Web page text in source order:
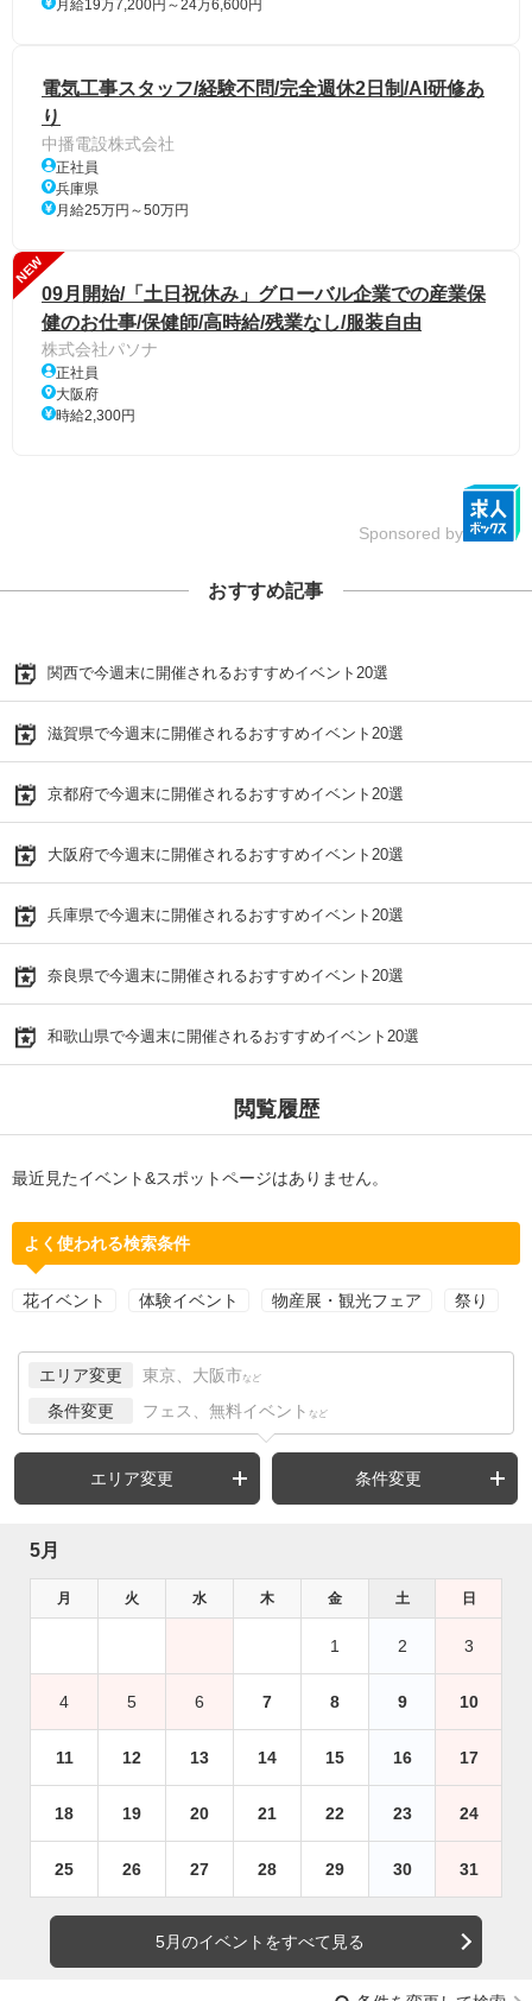
月給19万7,200円～24万6,600円
電気工事スタッフ/経験不問/完全週休2日制/AI研修あ
り
中播電設株式会社
正社員
兵庫県
月給25万円～50万円
NEW
09月開始/「土日祝休み」グローバル企業での産業保
健のお仕事/保健師/高時給/残業なし/服装自由
株式会社パソナ
正社員
大阪府
時給2,300円
Sponsored by
おすすめ記事
関西で今週末に開催されるおすすめイベント20選
滋賀県で今週末に開催されるおすすめイベント20選
京都府で今週末に開催されるおすすめイベント20選
大阪府で今週末に開催されるおすすめイベント20選
兵庫県で今週末に開催されるおすすめイベント20選
奈良県で今週末に開催されるおすすめイベント20選
和歌山県で今週末に開催されるおすすめイベント20選
閲覧履歴
最近見たイベント&スポットページはありません。
よく使われる検索条件
花イベント 体験イベント 物産展・観光フェア 祭り
エリア変更 東京、大阪市 など
条件変更 フェス、無料イベント など
エリア変更 条件変更
5月
月 火 水 木 金 土 日
1 2 3
4 5 6 7 8 9 10
11 12 13 14 15 16 17
18 19 20 21 22 23 24
25 26 27 28 29 30 31
5月のイベントをすべて見る